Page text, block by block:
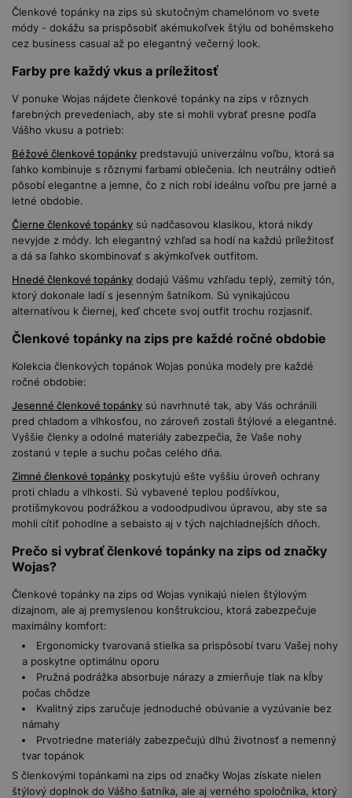
Členkové topánky na zips sú skutočným chamelónom vo svete
módy - dokážu sa prispôsobiť akémukoľvek štýlu od bohémskeho
cez business casual až po elegantný večerný look.
Farby pre každý vkus a príležitosť
V ponuke Wojas nájdete členkové topánky na zips v rôznych
farebných prevedeniach, aby ste si mohli vybrať presne podľa
Vášho vkusu a potrieb:
Béžové členkové topánky predstavujú univerzálnu voľbu, ktorá sa
ľahko kombinuje s rôznymi farbami oblečenia. Ich neutrálny odtieň
pôsobí elegantne a jemne, čo z nich robí ideálnu voľbu pre jarné a
letné obdobie.
Čierne členkové topánky sú nadčasovou klasikou, ktorá nikdy
nevyjde z módy. Ich elegantný vzhľad sa hodí na každú príležitosť
a dá sa ľahko skombinovať s akýmkoľvek outfitom.
Hnedé členkové topánky dodajú Vášmu vzhľadu teplý, zemitý tón,
ktorý dokonale ladí s jesenným šatníkom. Sú vynikajúcou
alternatívou k čiernej, keď chcete svoj outfit trochu rozjasniť.
Členkové topánky na zips pre každé ročné obdobie
Kolekcia členkových topánok Wojas ponúka modely pre každé
ročné obdobie:
Jesenné členkové topánky sú navrhnuté tak, aby Vás ochránili
pred chladom a vlhkosťou, no zároveň zostali štýlové a elegantné.
Vyššie členky a odolné materiály zabezpečia, že Vaše nohy
zostanú v teple a suchu počas celého dňa.
Zimné členkové topánky poskytujú ešte vyššiu úroveň ochrany
proti chladu a vlhkosti. Sú vybavené teplou podšívkou,
protišmykovou podrážkou a vodoodpudivou úpravou, aby ste sa
mohli cítiť pohodlne a sebaisto aj v tých najchladnejších dňoch.
Prečo si vybrať členkové topánky na zips od značky
Wojas?
Členkové topánky na zips od Wojas vynikajú nielen štýlovým
dizajnom, ale aj premyslenou konštrukciou, ktorá zabezpečuje
maximálny komfort:
Ergonomicky tvarovaná stielka sa prispôsobí tvaru Vašej nohy
a poskytne optimálnu oporu
Pružná podrážka absorbuje nárazy a zmierňuje tlak na kĺby
počas chôdze
Kvalitný zips zaručuje jednoduché obúvanie a vyzúvanie bez
námahy
Prvotriedne materiály zabezpečujú dlhú životnosť a nemenný
tvar topánok
S členkovými topánkami na zips od značky Wojas získate nielen
štýlový doplnok do Vášho šatníka, ale aj verného spoločníka, ktorý